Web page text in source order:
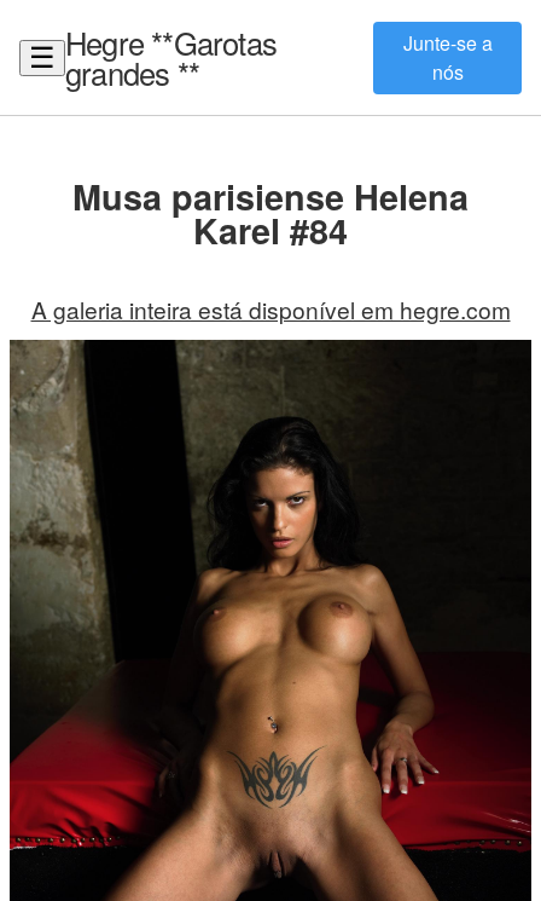
☰ Hegre **Garotas
grandes **
Junte-se a
nós
Musa parisiense Helena
Karel #84
A galeria inteira está disponível em hegre.com